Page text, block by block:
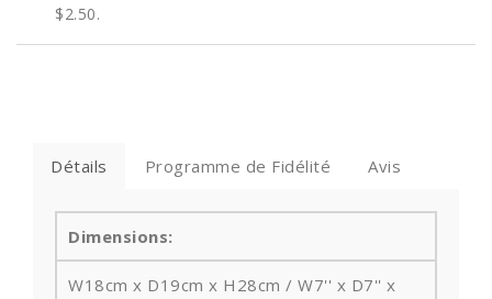
$2.50.
Détails Programme de Fidélité Avis
Dimensions:
W18cm x D19cm x H28cm / W7'' x D7'' x